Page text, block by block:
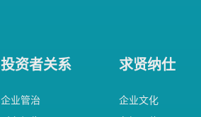
投资者关系
企业管治
求贤纳仕
企业文化